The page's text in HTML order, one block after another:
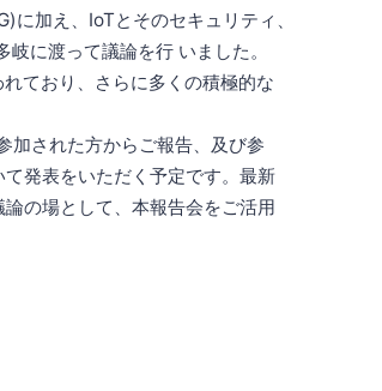
加え、IoTとそのセキュリティ、
に渡って議論を行 いました。
ており、さらに多くの積極的な
加された方からご報告、及び参
発表をいただく予定です。最新
の場として、本報告会をご活用